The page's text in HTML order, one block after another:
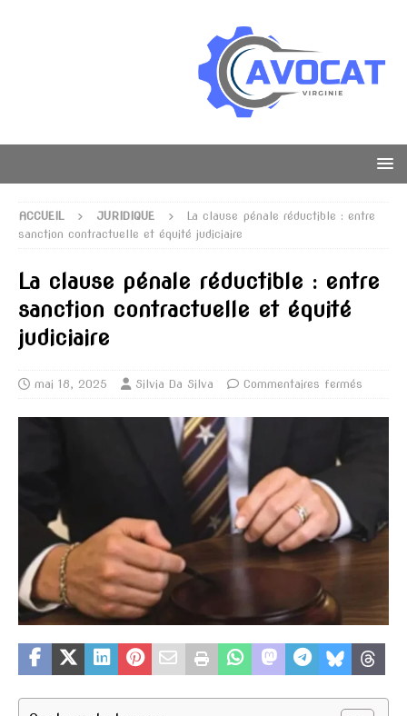
ACCUEIL JURIDIQUE
La clause pénale réductible : entre
sanction contractuelle et équité judiciaire
La clause pénale réductible : entre
sanction contractuelle et équité
judiciaire
mai 18, 2025 Silvia Da Silva Commentaires fermés